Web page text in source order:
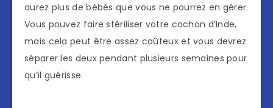
aurez plus de bébés que vous ne pourrez en gérer.
Vous pouvez faire stériliser votre cochon d’Inde,
mais cela peut être assez coûteux et vous devrez
séparer les deux pendant plusieurs semaines pour
qu’il guérisse.